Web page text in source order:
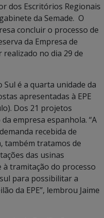
dos Escritórios Regionais
da Semade. O
concluir o processo de
da Empresa de
realizado no dia 29 de
é a quarta unidade da
apresentadas à EPE
Dos 21 projetos
empresa espanhola. “A
recebida de
também tratamos de
das usinas
tramitação do processo
para possibilitar a
da EPE”, lembrou Jaime